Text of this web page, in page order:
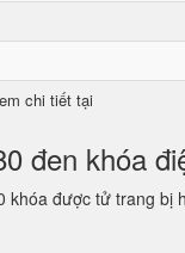
chi tiết tại
đen khóa
khóa được tử trang